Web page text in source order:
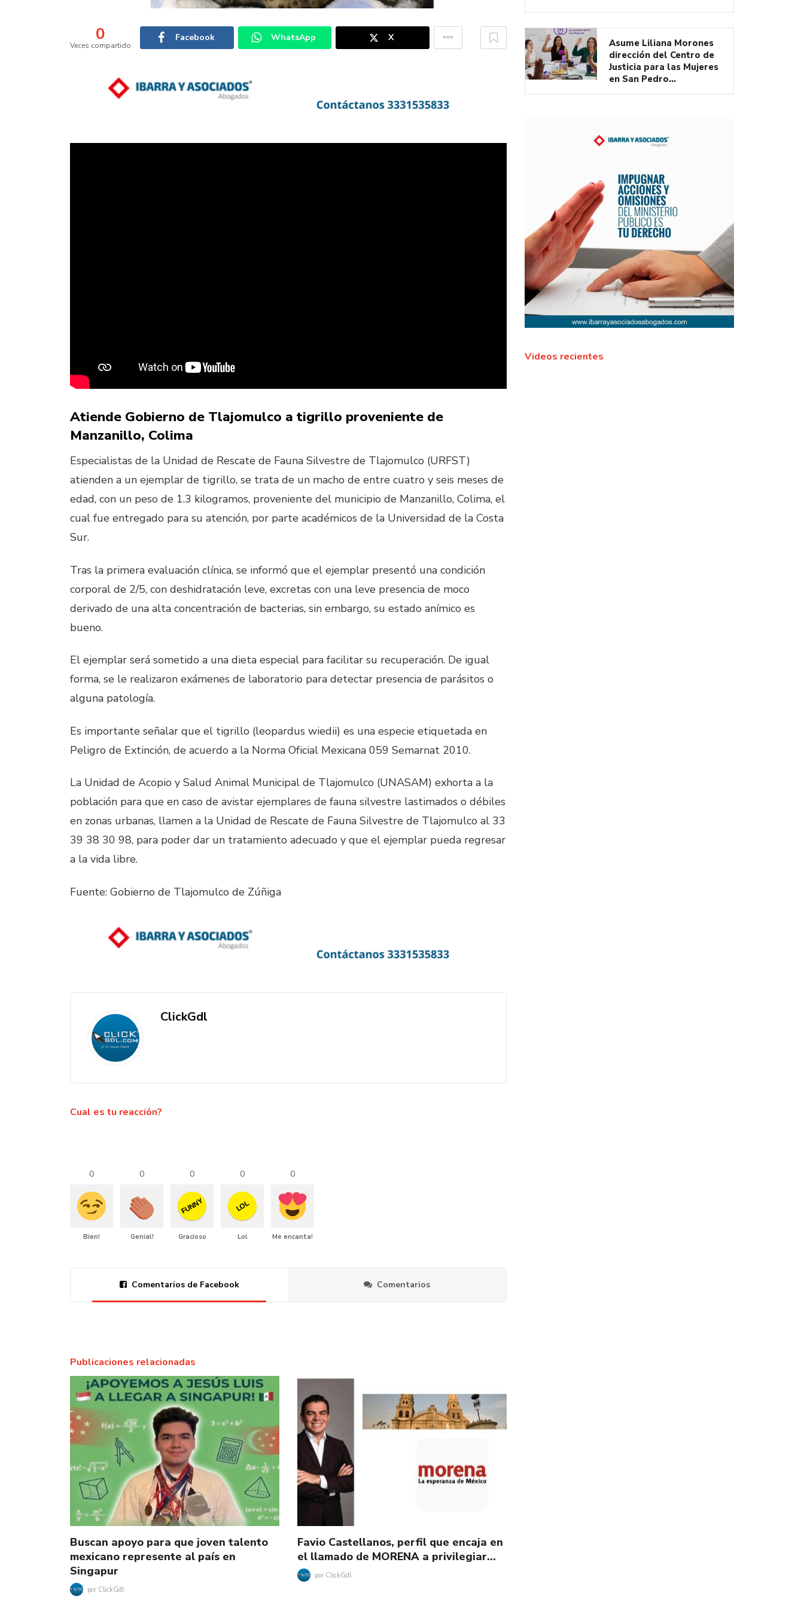
0
Veces compartido
Facebook WhatsApp X
Atiende Gobierno de Tlajomulco a tigrillo proveniente de
Manzanillo, Colima
Especialistas de la Unidad de Rescate de Fauna Silvestre de Tlajomulco (URFST)
atienden a un ejemplar de tigrillo, se trata de un macho de entre cuatro y seis meses de
edad, con un peso de 1.3 kilogramos, proveniente del municipio de Manzanillo, Colima, el
cual fue entregado para su atención, por parte académicos de la Universidad de la Costa
Sur.
Tras la primera evaluación clínica, se informó que el ejemplar presentó una condición
corporal de 2/5, con deshidratación leve, excretas con una leve presencia de moco
derivado de una alta concentración de bacterias, sin embargo, su estado anímico es
bueno.
El ejemplar será sometido a una dieta especial para facilitar su recuperación. De igual
forma, se le realizaron exámenes de laboratorio para detectar presencia de parásitos o
alguna patología.
Es importante señalar que el tigrillo (leopardus wiedii) es una especie etiquetada en
Peligro de Extinción, de acuerdo a la Norma Oficial Mexicana 059 Semarnat 2010.
La Unidad de Acopio y Salud Animal Municipal de Tlajomulco (UNASAM) exhorta a la
población para que en caso de avistar ejemplares de fauna silvestre lastimados o débiles
en zonas urbanas, llamen a la Unidad de Rescate de Fauna Silvestre de Tlajomulco al 33
39 38 30 98, para poder dar un tratamiento adecuado y que el ejemplar pueda regresar
a la vida libre.
Fuente: Gobierno de Tlajomulco de Zúñiga
ClickGdl
Cual es tu reacción?
0
Bien!
0
Genial!
0
FUNNY
Gracioso
0
LOL
Lol
0
Me encanta!
Comentarios de Facebook Comentarios
Publicaciones relacionadas
Buscan apoyo para que joven talento
mexicano represente al país en
Singapur
por ClickGdl
Favio Castellanos, perfil que encaja en
el llamado de MORENA a privilegiar…
por ClickGdl
Asume Liliana Morones
dirección del Centro de
Justicia para las Mujeres
en San Pedro…
Videos recientes